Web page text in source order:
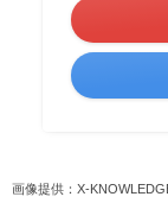
画像提供：X-